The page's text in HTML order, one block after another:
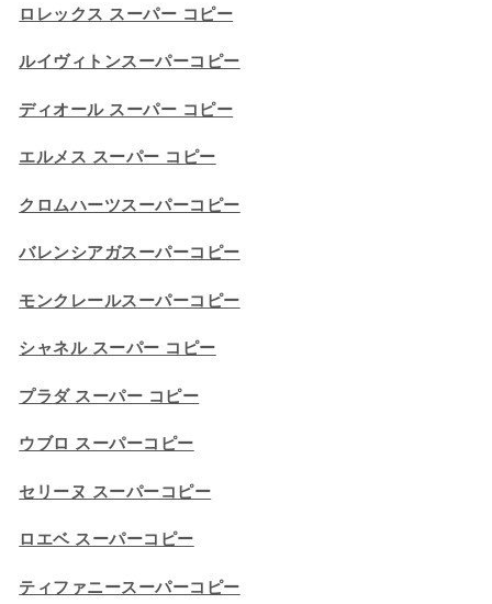
ロレックス スーパー コピー
ルイヴィトンスーパーコピー
ディオール スーパー コピー
エルメス スーパー コピー
クロムハーツスーパーコピー
バレンシアガスーパーコピー
モンクレールスーパーコピー
シャネル スーパー コピー
プラダ スーパー コピー
ウブロ スーパーコピー
セリーヌ スーパーコピー​
ロエベ スーパーコピー
ティファニースーパーコピー